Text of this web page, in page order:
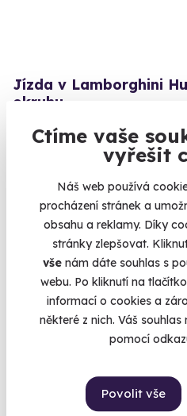
Ctíme vaše
vyřešit
Náš web používá
procházení stránek a
obsahu a reklamy. Díky
stránky zlepšovat.
vše nám dáte souhlas s
webu. Po kliknutí na tlačítko
informací o cookies a
některé z nich. Váš
pomocí
Povolit vše
Jízda v Lamborghini
okruhu
Otestujte si jeden z
Vysoké Mýto
2 990 Kč